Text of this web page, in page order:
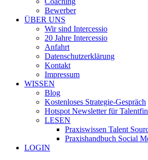
Bewerber
ÜBER UNS
Wir sind Intercessio
20 Jahre Intercessio
Anfahrt
Datenschutzerklärung
Kontakt
Impressum
WISSEN
Blog
Kostenloses Strategie-Gespräch
Hotspot Newsletter für
LESEN
Praxiswissen Talent
Praxishandbuch Social
LOGIN